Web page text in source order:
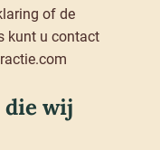
of de
kunt u contact
die wij